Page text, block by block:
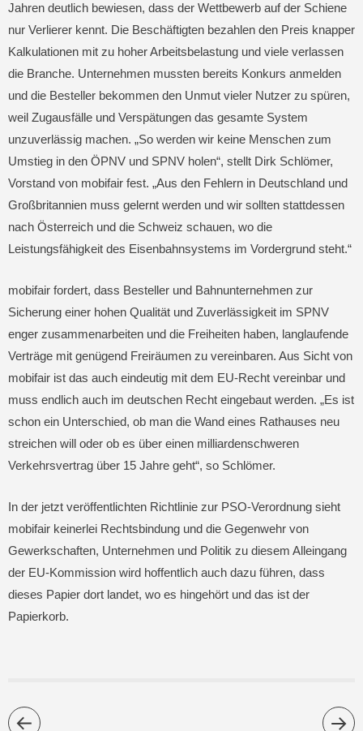
Jahren deutlich bewiesen, dass der Wettbewerb auf der Schiene
nur Verlierer kennt. Die Beschäftigten bezahlen den Preis knapper
Kalkulationen mit zu hoher Arbeitsbelastung und viele verlassen
die Branche. Unternehmen mussten bereits Konkurs anmelden
und die Besteller bekommen den Unmut vieler Nutzer zu spüren,
weil Zugausfälle und Verspätungen das gesamte System
unzuverlässig machen. „So werden wir keine Menschen zum
Umstieg in den ÖPNV und SPNV holen“, stellt Dirk Schlömer,
Vorstand von mobifair fest. „Aus den Fehlern in Deutschland und
Großbritannien muss gelernt werden und wir sollten stattdessen
nach Österreich und die Schweiz schauen, wo die
Leistungsfähigkeit des Eisenbahnsystems im Vordergrund steht.“
mobifair fordert, dass Besteller und Bahnunternehmen zur
Sicherung einer hohen Qualität und Zuverlässigkeit im SPNV
enger zusammenarbeiten und die Freiheiten haben, langlaufende
Verträge mit genügend Freiräumen zu vereinbaren. Aus Sicht von
mobifair ist das auch eindeutig mit dem EU-Recht vereinbar und
muss endlich auch im deutschen Recht eingebaut werden. „Es ist
schon ein Unterschied, ob man die Wand eines Rathauses neu
streichen will oder ob es über einen milliardenschweren
Verkehrsvertrag über 15 Jahre geht“, so Schlömer.
In der jetzt veröffentlichten Richtlinie zur PSO-Verordnung sieht
mobifair keinerlei Rechtsbindung und die Gegenwehr von
Gewerkschaften, Unternehmen und Politik zu diesem Alleingang
der EU-Kommission wird hoffentlich auch dazu führen, dass
dieses Papier dort landet, wo es hingehört und das ist der
Papierkorb.